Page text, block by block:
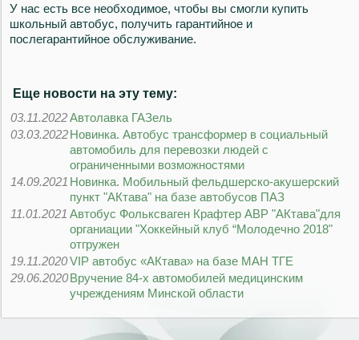
У нас есть все необходимое, чтобы вы смогли купить
школьный автобус, получить гарантийное и
послегарантийное обслуживание.
Еще новости на эту тему:
03.11.2022Автолавка ГАЗель
03.03.2022Новинка. Автобус трансформер в социальный
автомобиль для перевозки людей с
ограниченными возможностями
14.09.2021 Новинка. Мобильный фельдшерско-акушерский
пункт "АКтава" на базе автобусов ПАЗ
11.01.2021 Автобус Фольксваген Крафтер АВР "АКтава"для
органиации "Хоккейный клуб “Молодечно 2018"
отгружен
19.11.2020VIP автобус «АКтава» на базе МАН ТГЕ
29.06.2020Вручение 84-х автомобилей медицинским
учреждениям Минской области